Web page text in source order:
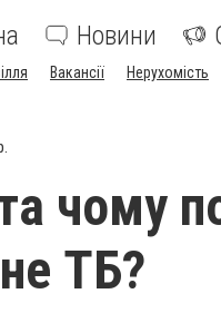
Новини
Вакансії Нерухомість
чому
ТБ?